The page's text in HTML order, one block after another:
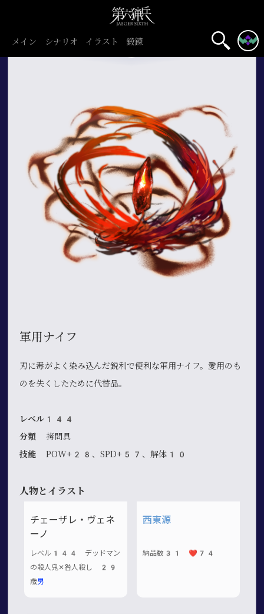
メイン シナリオ イラスト 鍛錬
軍用ナイフ
刃に毒がよく染み込んだ鋭利で便利な軍用ナイフ。愛用のも
のを失くしたために代替品。
レベル144
分類 拷問具
技能 POW+28、SPD+57、解体10
人物とイラスト
チェーザレ・ヴェネ
ーノ
レベル144 デッドマン
の殺人鬼✕咎人殺し 29
歳男
西東源
納品数31 ❤️74